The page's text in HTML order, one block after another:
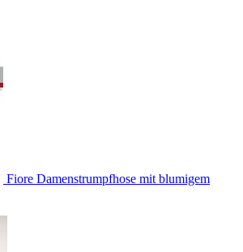
Fiore Damenstrumpfhose mit blumigem